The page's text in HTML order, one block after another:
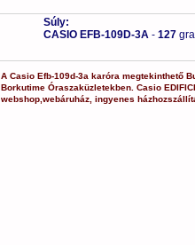
Súly:
CASIO EFB-109D-3A- 127
A Casio Efb-109d-3a karóra megtekinthető
Borkutime Óraszaküzletekben. Casio
webshop, webáruház, ingyenes